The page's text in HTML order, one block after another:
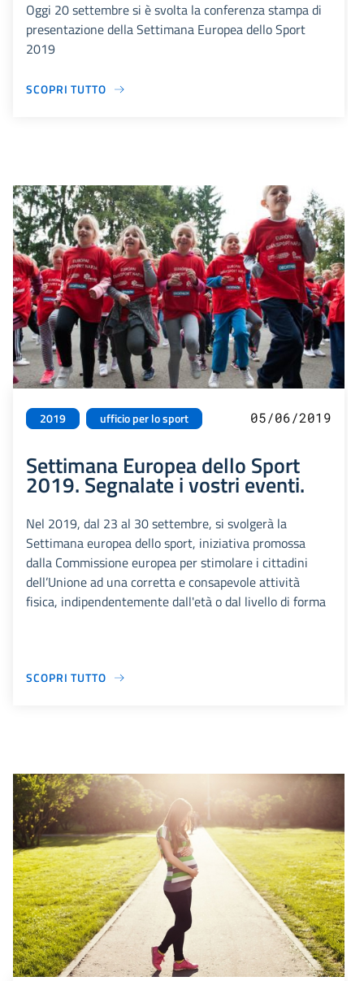
Oggi 20 settembre si è svolta la conferenza stampa di
presentazione della Settimana Europea dello Sport
2019
SCOPRI TUTTO
2019 ufficio per lo sport 05/06/2019
Settimana Europea dello Sport
2019. Segnalate i vostri eventi.
Nel 2019, dal 23 al 30 settembre, si svolgerà la
Settimana europea dello sport, iniziativa promossa
dalla Commissione europea per stimolare i cittadini
dell’Unione ad una corretta e consapevole attività
fisica, indipendentemente dall'età o dal livello di forma
SCOPRI TUTTO